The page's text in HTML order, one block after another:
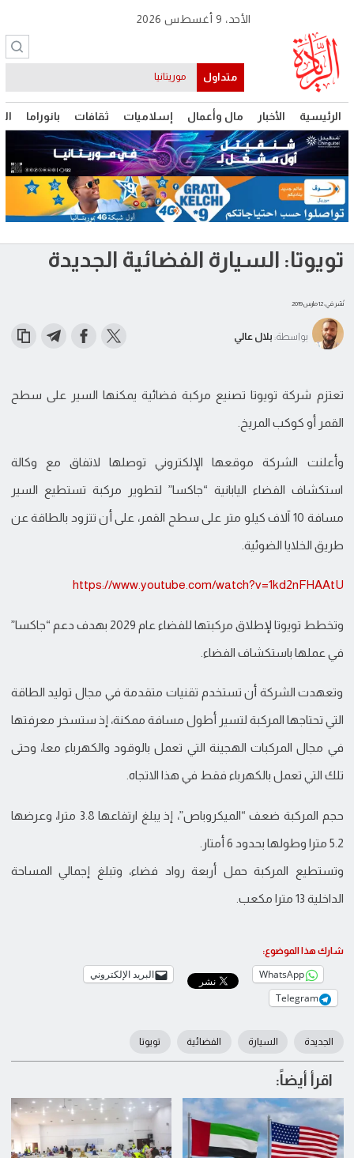
الرئيسية الأخبار مال وأعمال إسلاميات ثقافات بانوراما
الأحد، 9 أغسطس 2026
متداول موريتانيا
تويوتا: السيارة الفضائية الجديدة
نُشر في: 12 مارس 2019
بواسطة: بلال عالي
تعتزم شركة تويوتا تصنيع مركبة فضائية يمكنها السير على سطح
القمر أو كوكب المريخ.
وأعلنت الشركة موقعها الإلكتروني توصلها لاتفاق مع وكالة
استكشاف الفضاء اليابانية “جاكسا” لتطوير مركبة تستطيع السير
مسافة 10 آلاف كيلو متر على سطح القمر، على أن تتزود بالطاقة عن
طريق الخلايا الضوئية.
https://www.youtube.com/watch?v=1kd2nFHAAtU
وتخطط تويوتا لإطلاق مركبتها للفضاء عام 2029 بهدف دعم “جاكسا”
في عملها باستكشاف الفضاء.
وتعهدت الشركة أن تستخدم تقنيات متقدمة في مجال توليد الطاقة
التي تحتاجها المركبة لتسير أطول مسافة ممكنة، إذ ستسخر معرفتها
في مجال المركبات الهجينة التي تعمل بالوقود والكهرباء معا، وحتى
تلك التي تعمل بالكهرباء فقط في هذا الاتجاه.
حجم المركبة ضعف “الميكروباص”، إذ يبلغ ارتفاعها 3.8 مترا، وعرضها
5.2 مترا وطولها بحدود 6 أمتار.
وتستطيع المركبة حمل أربعة رواد فضاء، وتبلغ إجمالي المساحة
الداخلية 13 مترا مكعب.
شارك هذا الموضوع:
WhatsApp
البريد الإلكتروني
Telegram
الجديدة السيارة الفضائية تويوتا
اقرأ أيضاً: